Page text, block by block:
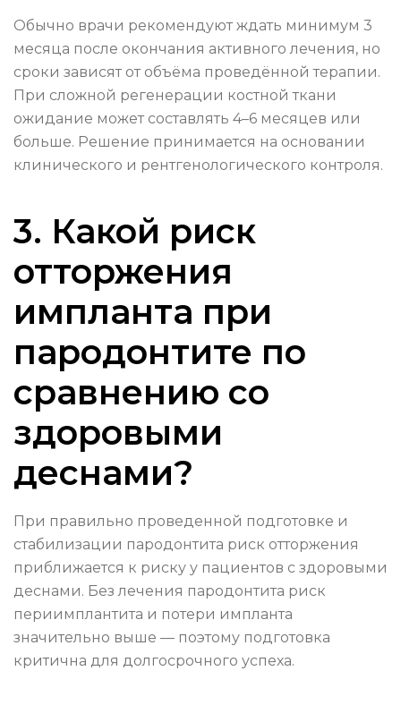
Обычно врачи рекомендуют ждать минимум 3
месяца после окончания активного лечения, но
сроки зависят от объёма проведённой терапии.
При сложной регенерации костной ткани
ожидание может составлять 4–6 месяцев или
больше. Решение принимается на основании
клинического и рентгенологического контроля.
3. Какой риск
отторжения
импланта при
пародонтите по
сравнению со
здоровыми
деснами?
При правильно проведенной подготовке и
стабилизации пародонтита риск отторжения
приближается к риску у пациентов с здоровыми
деснами. Без лечения пародонтита риск
периимплантита и потери импланта
значительно выше — поэтому подготовка
критична для долгосрочного успеха.